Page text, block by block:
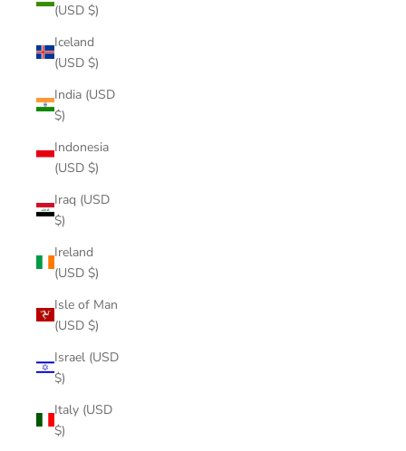
(USD $)
Iceland
(USD $)
India (USD
$)
Indonesia
(USD $)
Iraq (USD
$)
Ireland
(USD $)
Isle of Man
(USD $)
Israel (USD
$)
Italy (USD
$)